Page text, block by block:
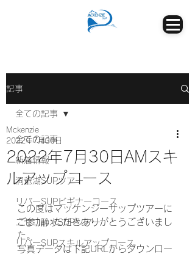
記事
全ての記事
新着情報
洞爺湖SUPツアー
リバーSUPビギナーコース
ニセコ静水SUPツアー
リバーSUPスキルアップコース
全ての記事
2022年7月30日AMスキ
ルアップコース
Mckenzie
2022年7月30日
この度はマッケンジーサップツアーに
ご参加いただきありがとうございまし
た。
写真データは下記URLからダウンロー